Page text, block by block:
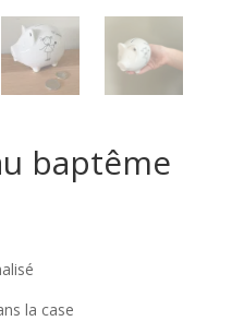
baptême
la case